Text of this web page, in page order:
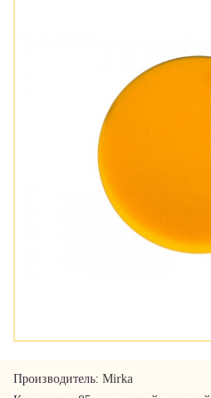
Производитель: Mirka